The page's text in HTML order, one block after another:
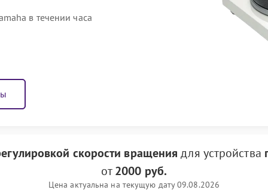
в течении часа
скорости вращения для устройства
от2000 руб.
Цена актуальна на текущую дату 09.08.2026